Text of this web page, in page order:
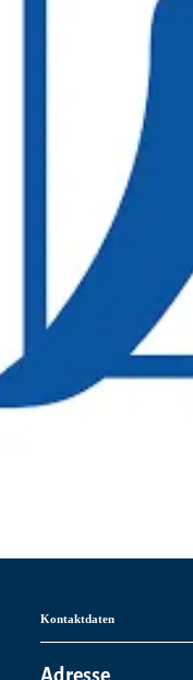
Kontaktdaten
Adresse